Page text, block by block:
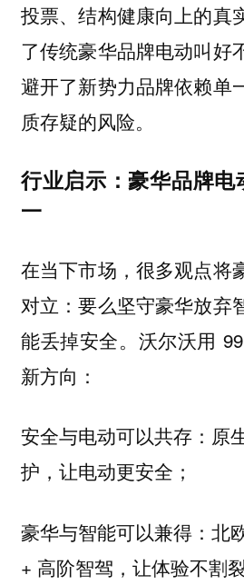
投票、结构健康向上的真
了传统豪华品牌电动叫好
避开了新势力品牌依赖单
质存疑的风险。
行业启示：豪华品牌
一
在当下市场，很多观点将
对立：要么坚守豪华放弃
能丢掉安全。沃尔沃用
新方向：
安全与电动可以共存：原
护，让电动更安全；
豪华与智能可以兼得：北
+ 高阶智驾，让体验不割